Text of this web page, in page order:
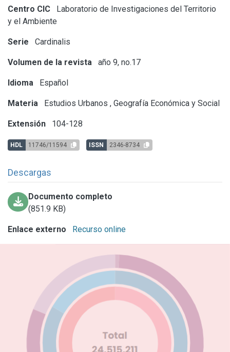
Centro CIC
Laboratorio de Investigaciones del Territorio
y el Ambiente
Serie Cardinalis
Volumen de la revista año 9, no.17
Idioma Español
Materia Estudios Urbanos , Geografía Económica y Social
Extensión 104-128
HDL 11746/11594 ISSN 2346-8734
Descargas
Documento completo
(851.9 KB)
Enlace externo Recurso online